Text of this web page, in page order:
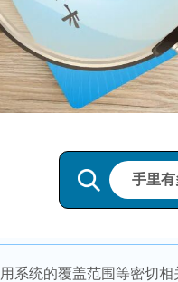
手里有
系统的覆盖范围等密切